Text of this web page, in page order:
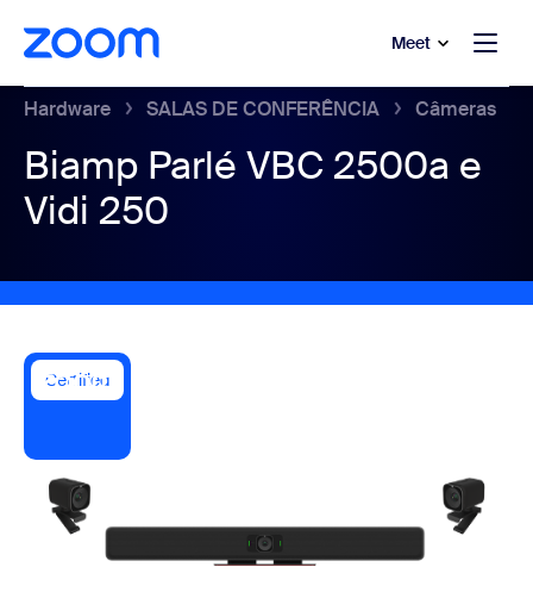
principal
chat de ajuda Meet
Hardware SALAS DE CONFERÊNCIA Câmeras
Biamp Parlé VBC 2500a e
Vidi 250
Certified